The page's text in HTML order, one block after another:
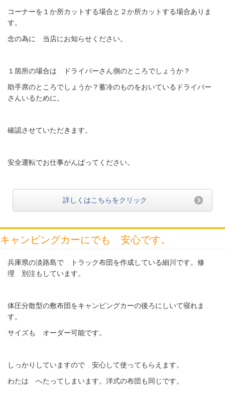
コーナーを１か所カットする場合と２か所カットする場合ありま
す。
念の為に 当店にお知らせください。
１箇所の場合は ドライバーさん側のところでしょうか？
助手席のところでしょうか？蓄冷のものをおいているドライバー
さんいるために。
確認させていただきます。
安全運転でお仕事がんばってください。
詳しくはこちらをクリック
キャンピングカーにでも 安心です。
兵庫県の淡路島で トラック布団を作成している細川です。修
理 別注もしています。
体圧分散型の敷布団をキャンピングカーの後ろにしいて寝れま
す。
サイズも オーダー可能です。
しっかりしていますので 安心して使ってもらえます。
わたは へたってしまいます。洋式の布団も同じです。